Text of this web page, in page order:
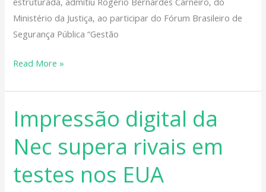
Ministério da Justiça, ao participar do Fórum Brasileiro de
Segurança Pública “Gestão
Governo
Read More »
Impressão digital da
Nec supera rivais em
testes nos EUA
Impressão
digital
da
supera